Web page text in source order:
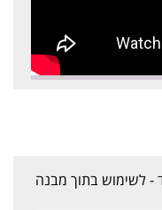
- לשימוש בתוך מבנה